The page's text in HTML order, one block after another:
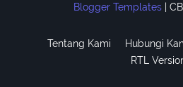
Blogger Templates
Tentang Kami Hubungi
RTL